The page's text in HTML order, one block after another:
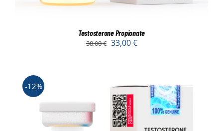
Testosterone Propionate
38,00€ 33,00€
-12%